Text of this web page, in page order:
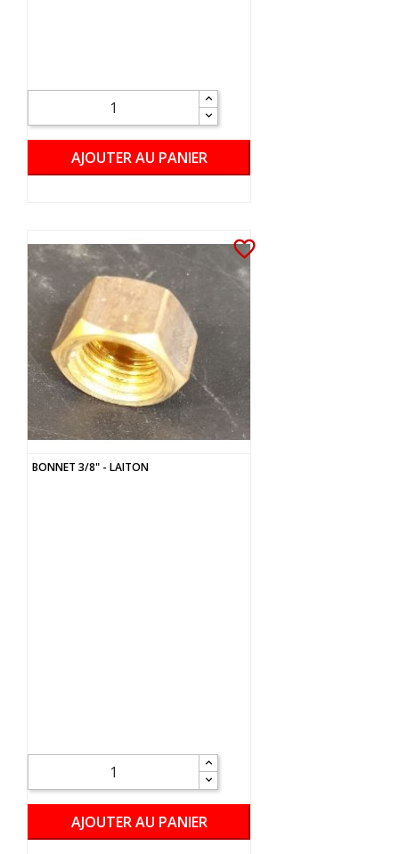
AJOUTER AU PANIER
favorite_border
BONNET 3/8" - LAITON
AJOUTER AU PANIER